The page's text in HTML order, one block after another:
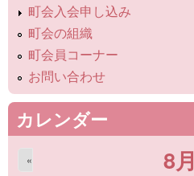
町会入会申し込み
町会の組織
町会員コーナー
お問い合わせ
カレンダー
8月
«